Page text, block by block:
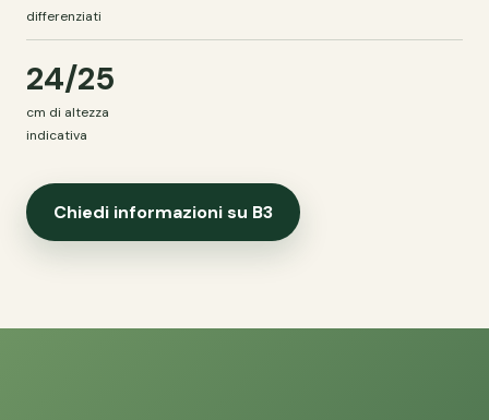
differenziati
24/25
cm di altezza
indicativa
Chiedi informazioni su B3